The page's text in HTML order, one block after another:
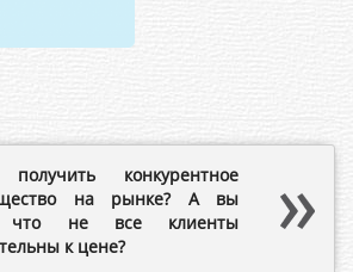
получить конкурентное
на рынке? А вы
что не все клиенты
к цене?